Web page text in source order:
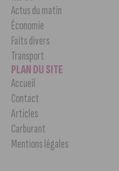
Actus du matin
Économie
Faits divers
Transport
PLAN DU SITE
Accueil
Contact
Articles
Carburant
Mentions légales